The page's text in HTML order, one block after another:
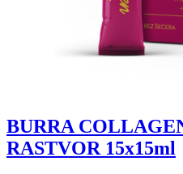
BURRA
RASTVOR 15x15ml